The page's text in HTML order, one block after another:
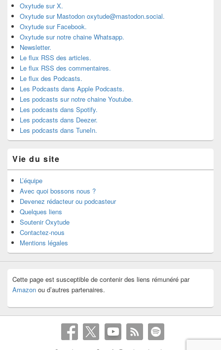
Oxytude sur X.
Oxytude sur Mastodon oxytude@mastodon.social.
Oxytude sur Facebook.
Oxytude sur notre chaine Whatsapp.
Newsletter.
Le flux RSS des articles.
Le flux RSS des commentaires.
Le flux des Podcasts.
Les Podcasts dans Apple Podcasts.
Les podcasts sur notre chaine Youtube.
Les podcasts dans Spotify.
Les podcasts dans Deezer.
Les podcasts dans TuneIn.
Vie du site
L’équipe
Avec quoi bossons nous ?
Devenez rédacteur ou podcasteur
Quelques liens
Soutenir Oxytude
Contactez-nous
Mentions légales
Cette page est susceptible de contenir des liens rémunéré par
Amazon ou d’autres partenaires.